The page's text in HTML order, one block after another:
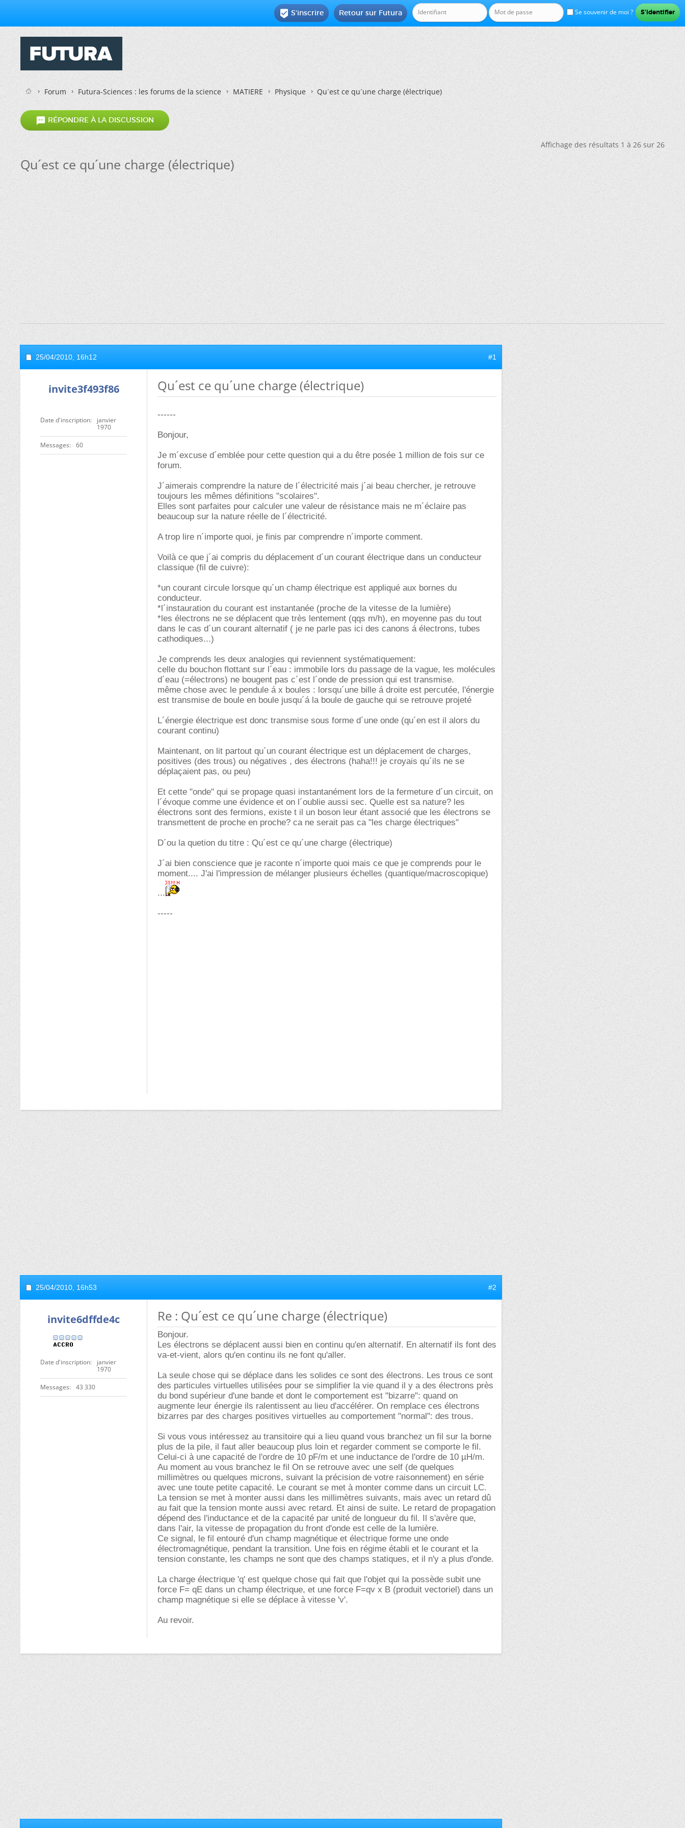
Se souvenir de moi ?
Retour sur Futura
 S'inscrire
Forum Futura-Sciences : les forums de la science MATIERE Physique Qu´est ce qu´une charge (électrique)
 RÉPONDRE À LA DISCUSSION
Affichage des résultats 1 à 26 sur 26
Qu´est ce qu´une charge (électrique)
25/04/2010, 16h12 #1
invite3f493f86
Date d'inscription
janvier
1970
Messages 60
Qu´est ce qu´une charge (électrique)
------
Bonjour,
Je m´excuse d´emblée pour cette question qui a du être posée 1 million de fois sur ce
forum.
J´aimerais comprendre la nature de l´électricité mais j´ai beau chercher, je retrouve
toujours les mêmes définitions "scolaires".
Elles sont parfaites pour calculer une valeur de résistance mais ne m´éclaire pas
beaucoup sur la nature réelle de l´électricité.
A trop lire n´importe quoi, je finis par comprendre n´importe comment.
Voilà ce que j´ai compris du déplacement d´un courant électrique dans un conducteur
classique (fil de cuivre):
*un courant circule lorsque qu´un champ électrique est appliqué aux bornes du
conducteur.
*l´instauration du courant est instantanée (proche de la vitesse de la lumière)
*les électrons ne se déplacent que très lentement (qqs m/h), en moyenne pas du tout
dans le cas d´un courant alternatif ( je ne parle pas ici des canons á électrons, tubes
cathodiques...)
Je comprends les deux analogies qui reviennent systématiquement:
celle du bouchon flottant sur l´eau : immobile lors du passage de la vague, les molécules
d´eau (=électrons) ne bougent pas c´est l´onde de pression qui est transmise.
même chose avec le pendule á x boules : lorsqu´une bille á droite est percutée, l'énergie
est transmise de boule en boule jusqu´á la boule de gauche qui se retrouve projeté
L´énergie électrique est donc transmise sous forme d´une onde (qu´en est il alors du
courant continu)
Maintenant, on lit partout qu´un courant électrique est un déplacement de charges,
positives (des trous) ou négatives , des électrons (haha!!! je croyais qu´ils ne se
déplaçaient pas, ou peu)
Et cette "onde" qui se propage quasi instantanément lors de la fermeture d´un circuit, on
l´évoque comme une évidence et on l´oublie aussi sec. Quelle est sa nature? les
électrons sont des fermions, existe t il un boson leur étant associé que les électrons se
transmettent de proche en proche? ca ne serait pas ca "les charge électriques"
D´ou la quetion du titre : Qu´est ce qu´une charge (électrique)
J´ai bien conscience que je raconte n´importe quoi mais ce que je comprends pour le
moment.... J'ai l'impression de mélanger plusieurs échelles (quantique/macroscopique)
...
-----
25/04/2010, 16h53 #2
invite6dffde4c
Date d'inscription
janvier
1970
Messages 43 330
Re : Qu´est ce qu´une charge (électrique)
Bonjour.
Les électrons se déplacent aussi bien en continu qu'en alternatif. En alternatif ils font des
va-et-vient, alors qu'en continu ils ne font qu'aller.
La seule chose qui se déplace dans les solides ce sont des électrons. Les trous ce sont
des particules virtuelles utilisées pour se simplifier la vie quand il y a des électrons près
du bond supérieur d'une bande et dont le comportement est "bizarre": quand on
augmente leur énergie ils ralentissent au lieu d'accélérer. On remplace ces électrons
bizarres par des charges positives virtuelles au comportement "normal": des trous.
Si vous vous intéressez au transitoire qui a lieu quand vous branchez un fil sur la borne
plus de la pile, il faut aller beaucoup plus loin et regarder comment se comporte le fil.
Celui-ci à une capacité de l'ordre de 10 pF/m et une inductance de l'ordre de 10 µH/m.
Au moment au vous branchez le fil On se retrouve avec une self (de quelques
millimètres ou quelques microns, suivant la précision de votre raisonnement) en série
avec une toute petite capacité. Le courant se met à monter comme dans un circuit LC.
La tension se met à monter aussi dans les millimètres suivants, mais avec un retard dû
au fait que la tension monte aussi avec retard. Et ainsi de suite. Le retard de propagation
dépend des l'inductance et de la capacité par unité de longueur du fil. Il s'avère que,
dans l'air, la vitesse de propagation du front d'onde est celle de la lumière.
Ce signal, le fil entouré d'un champ magnétique et électrique forme une onde
électromagnétique, pendant la transition. Une fois en régime établi et le courant et la
tension constante, les champs ne sont que des champs statiques, et il n'y a plus d'onde.
La charge électrique 'q' est quelque chose qui fait que l'objet qui la possède subit une
force F= qE dans un champ électrique, et une force F=qv x B (produit vectoriel) dans un
champ magnétique si elle se déplace à vitesse 'v'.
Au revoir.